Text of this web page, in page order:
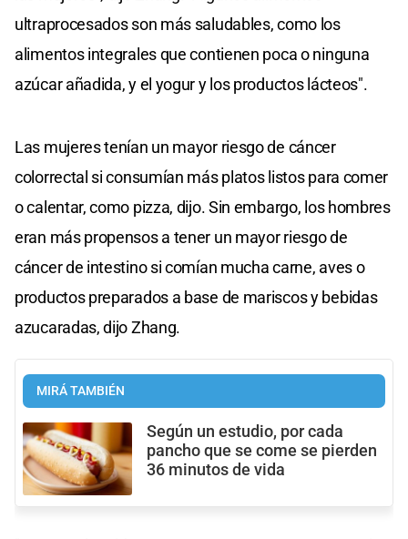
ultraprocesados son más saludables, como los
alimentos integrales que contienen poca o ninguna
azúcar añadida, y el yogur y los productos lácteos".
Las mujeres tenían un mayor riesgo de cáncer
colorrectal si consumían más platos listos para comer
o calentar, como pizza, dijo. Sin embargo, los hombres
eran más propensos a tener un mayor riesgo de
cáncer de intestino si comían mucha carne, aves o
productos preparados a base de mariscos y bebidas
azucaradas, dijo Zhang.
MIRÁ TAMBIÉN
Según un estudio, por cada
pancho que se come se pierden
36 minutos de vida